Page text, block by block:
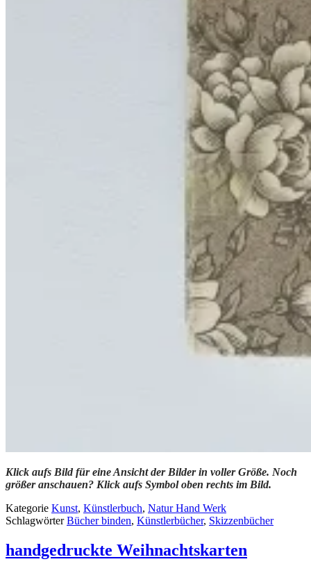
Klick aufs Bild für eine Ansicht der Bilder in voller Größe. Noch
größer anschauen? Klick aufs Symbol oben rechts im Bild.
Kategorie Kunst, Künstlerbuch, Natur Hand Werk
SchlagwörterBücher binden, Künstlerbücher, Skizzenbücher
handgedruckte Weihnachtskarten